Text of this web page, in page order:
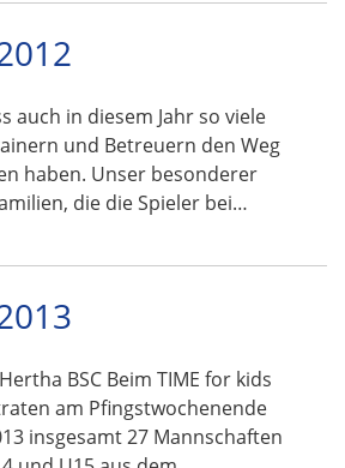
auch in diesem Jahr so viele
und Betreuern den Weg
haben. Unser besonderer
die die Spieler bei…
BSC Beim TIME for kids
am Pfingstwochenende
insgesamt 27 Mannschaften